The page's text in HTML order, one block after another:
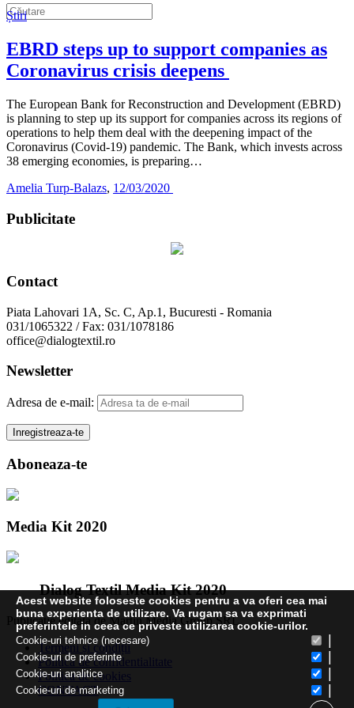
Știri
EBRD steps up to support companies as
Coronavirus crisis deepens
The European Bank for Reconstruction and Development (EBRD)
is planning to step up its support for companies across its regions of
operations to help them deal with the deepening impact of the
Coronavirus (Covid-19) pandemic. The Bank, which invests across
38 emerging economies, is preparing…
Amelia Turp-Balazs, 12/03/2020
Publicitate
Contact
Piata Lahovari 1A, Sc. C, Ap.1, Bucuresti - Romania
031/1065322 / Fax: 031/1078186
office@dialogtextil.ro
Newsletter
Adresa de e-mail:
Aboneaza-te
Media Kit 2020
Dialog Textil Media Kit 2020
Publicatie editata de Martin Media Group SRL
Termeni și condiții
Politica de confidentialitate
Politica de cookies
CONTACT
Acest website foloseste cookies pentru a va oferi cea mai
buna experienta de utilizare. Va rugam sa va exprimati
preferintele in ceea ce priveste utilizarea cookie-urilor.
Cookie-uri tehnice (necesare)
Cookie-uri de preferinte
Cookie-uri analitice
Cookie-uri de marketing